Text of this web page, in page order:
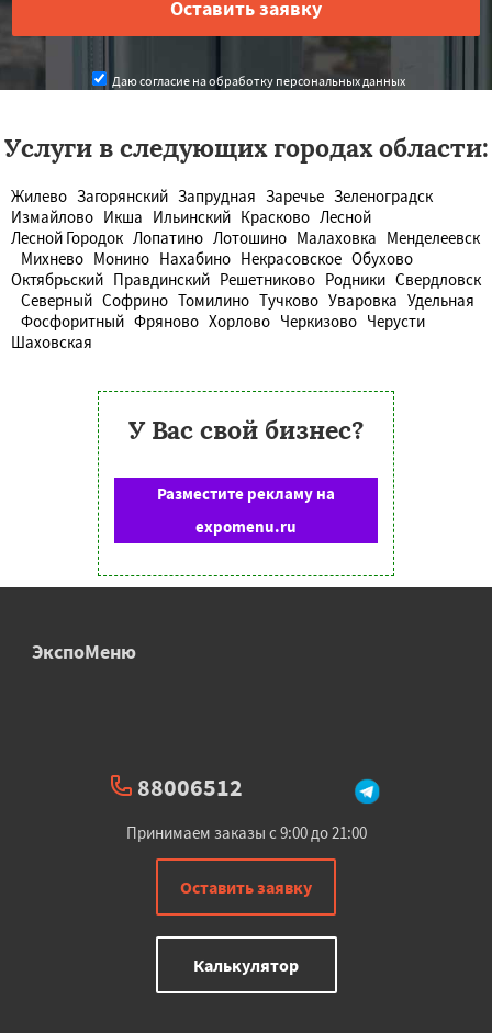
Даю согласие на обработку персональных данных
Услуги в следующих городах области:
Жилево Загорянский Запрудная Заречье Зеленоградск
Измайлово Икша Ильинский Красково Лесной
Лесной Городок Лопатино Лотошино Малаховка Менделеевск
Михнево Монино Нахабино Некрасовское Обухово
Октябрьский Правдинский Решетниково Родники Свердловск
Северный Софрино Томилино Тучково Уваровка Удельная
Фосфоритный Фряново Хорлово Черкизово Черусти
Шаховская
У Вас свой бизнес?
Разместите рекламу на
expomenu.ru
ЭкспоМеню
88006512
Принимаем заказы с 9:00 до 21:00
Оставить заявку
Калькулятор